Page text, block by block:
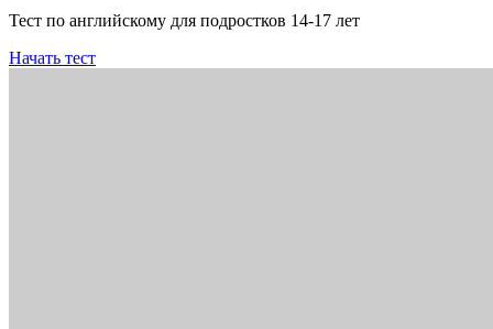
Тест по английскому для подростков 14-17 лет
Начать тест